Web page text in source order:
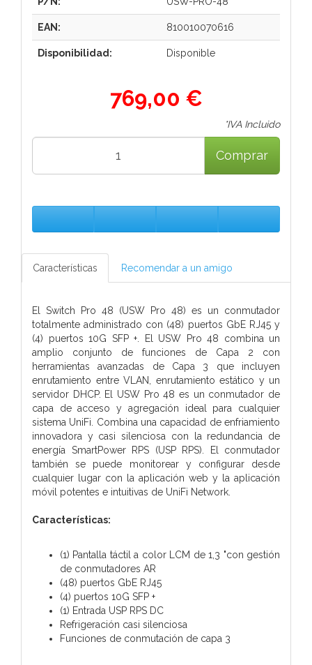
EAN: 810010070616
Disponibilidad: Disponible
769,00 €
*IVA Incluido
Comprar
Características Recomendar a un amigo
El Switch Pro 48 (USW Pro 48) es un conmutador
totalmente administrado con (48) puertos GbE RJ45 y
(4) puertos 10G SFP +. El USW Pro 48 combina un
amplio conjunto de funciones de Capa 2 con
herramientas avanzadas de Capa 3 que incluyen
enrutamiento entre VLAN, enrutamiento estático y un
servidor DHCP. El USW Pro 48 es un conmutador de
capa de acceso y agregación ideal para cualquier
sistema UniFi. Combina una capacidad de enfriamiento
innovadora y casi silenciosa con la redundancia de
energía SmartPower RPS (USP RPS). El conmutador
también se puede monitorear y configurar desde
cualquier lugar con la aplicación web y la aplicación
móvil potentes e intuitivas de UniFi Network.
Características:
(1) Pantalla táctil a color LCM de 1,3 "con gestión
de conmutadores AR
(48) puertos GbE RJ45
(4) puertos 10G SFP +
(1) Entrada USP RPS DC
Refrigeración casi silenciosa
Funciones de conmutación de capa 3